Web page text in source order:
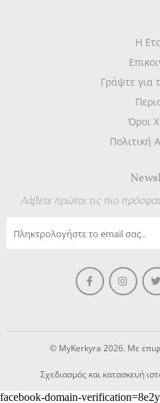
Η
Γράψτε για
Όροι
Πολιτική
Λάβετε πρώτοι τις πιο
© MyKerkyra 2026. Με
Σχεδιασμός και κατασκευή
facebook-domain-